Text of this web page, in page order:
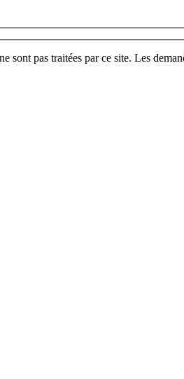
sont pas traitées par ce site. Les